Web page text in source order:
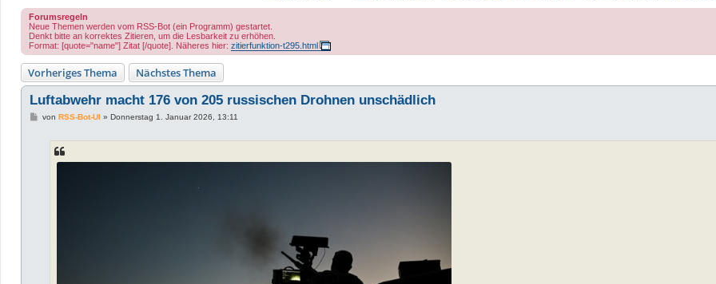
Forumsregeln
Neue Themen werden vom RSS-Bot (ein Programm) gestartet.
Denkt bitte an korrektes Zitieren, um die Lesbarkeit zu erhöhen.
Format: [quote="name"] Zitat [/quote]. Näheres hier: zitierfunktion-t295.html
Vorheriges Thema Nächstes Thema
Luftabwehr macht 176 von 205 russischen Drohnen unschädlich
Bvon RSS-Bot-UI» Donnerstag 1. Januar 2026, 13:11